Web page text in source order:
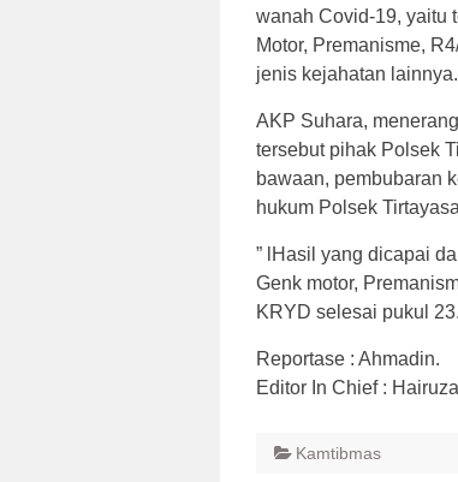
wanah Covid-19, yaitu
Motor, Premanisme,
jenis kejahatan lainnya.
AKP Suhara,
tersebut pihak Polsek
bawaan, pembubaran
hukum Polsek
” lHasil yang dicapai
Genk motor,
KRYD selesai pukul
Reportase : Ahmadin.
Editor In Chief :
Kamtibmas